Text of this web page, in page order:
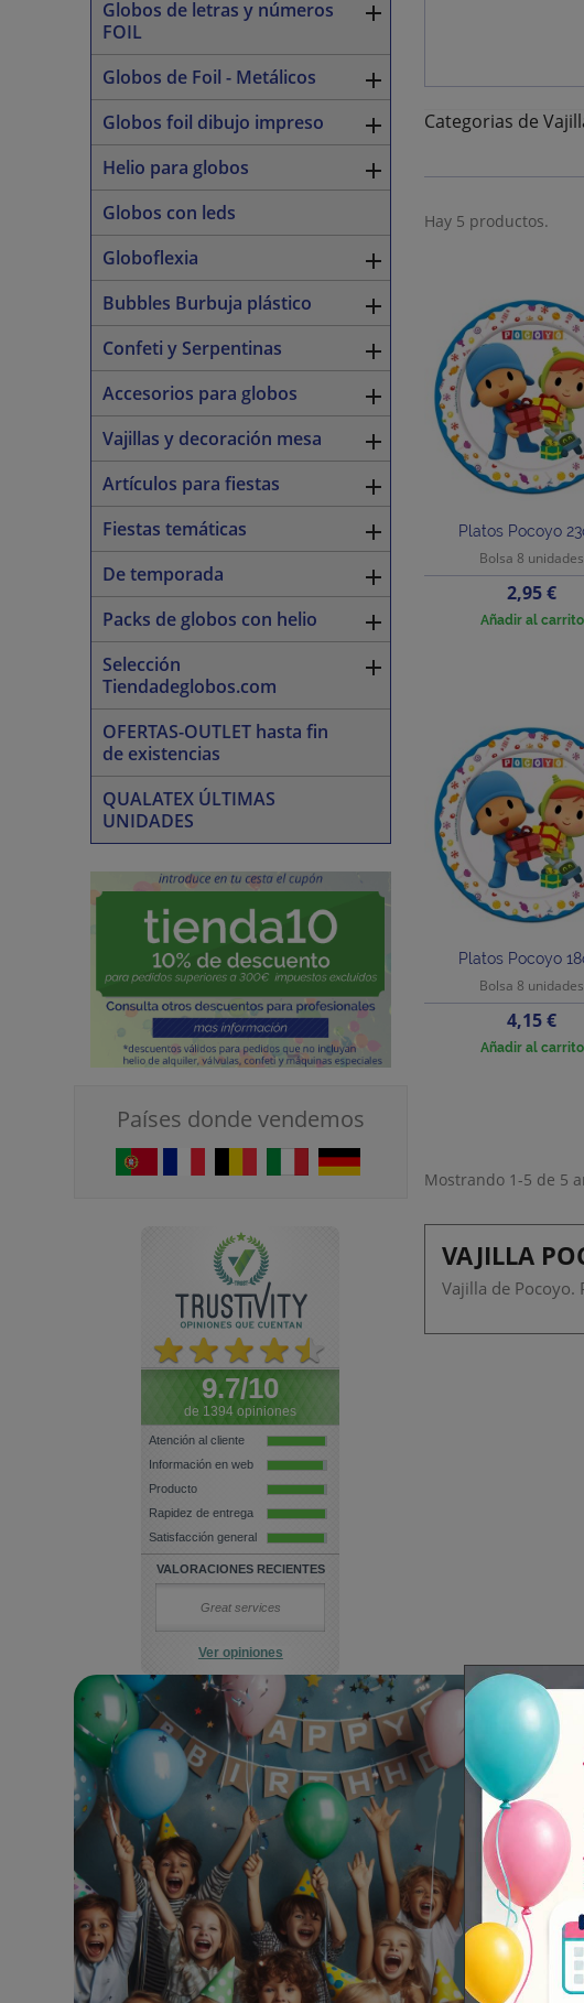
Globos de letras y números
FOIL

Globos de Foil - Metálicos 
Globos foil dibujo impreso 
Helio para globos 
Globos con leds
Globoflexia

Bubbles Burbuja plástico 
Confeti y Serpentinas 
Accesorios para globos 
Vajillas y decoración mesa 
Artículos para fiestas 
Fiestas temáticas 
De temporada 
Packs de globos con helio 
Selección
Tiendadeglobos.com

OFERTAS-OUTLET hasta fin
de existencias
QUALATEX ÚLTIMAS
UNIDADES
Países donde vendemos
9.7/10
de 1394 opiniones
Atención al cliente
Información en web
Producto
Rapidez de entrega
Satisfacción general
VALORACIONES RECIENTES
Great services
Ver opiniones
Categorias de
Hay 5 productos.
Platos Pocoyo
Bolsa 8 unidades
Precio
2,95 €
Añadir al carrito
Platos Pocoyo
Bolsa 8 unidades
Precio
4,15 €
Añadir al carrito
Mostrando 1-5 de 5
VAJILLA
Vajilla de Pocoyo.